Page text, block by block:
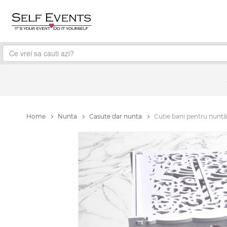
Home Nunta Casute dar nunta Cutie bani pentru nuntă